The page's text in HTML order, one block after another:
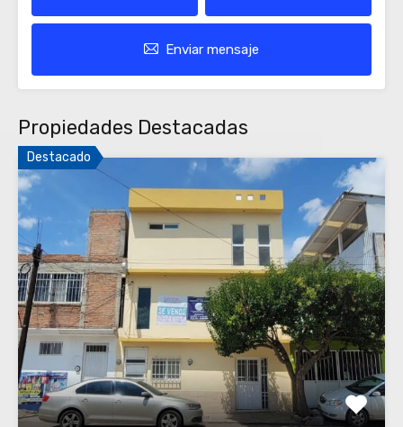
Enviar mensaje
Propiedades Destacadas
Destacado